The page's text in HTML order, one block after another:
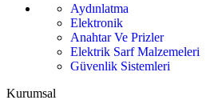
Aydınlatma
Elektronik
Anahtar Ve Prizler
Elektrik Sarf Malzemeleri
Güvenlik Sistemleri
Kurumsal